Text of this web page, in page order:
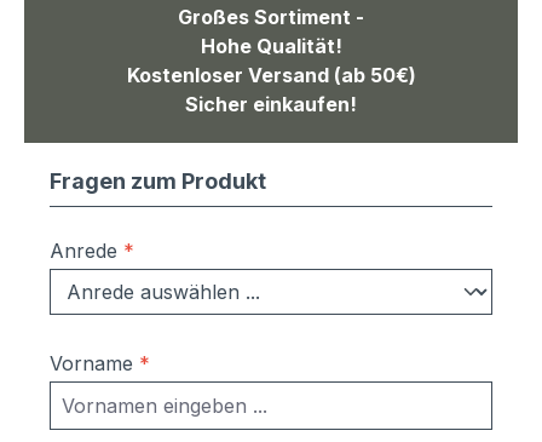
Großes Sortiment -
Hohe Qualität!
Kostenloser Versand (ab 50€)
Sicher einkaufen!
Fragen zum Produkt
Anrede *
Vorname *